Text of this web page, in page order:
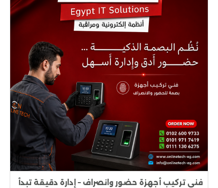
فني تركيب أجهزة حضور وانصراف – إدارة دقيقة تبدأ